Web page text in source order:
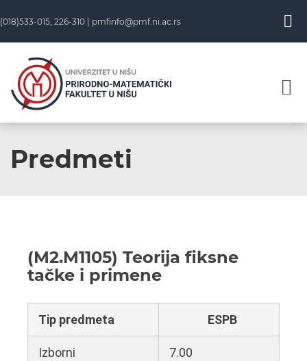
(018)533-015, 226-310 | pmfinfo@pmf.ni.ac.rs
Predmeti
(M2.M1105) Teorija fiksne
tačke i primene
Tip predmeta ESPB
Izborni 7.00